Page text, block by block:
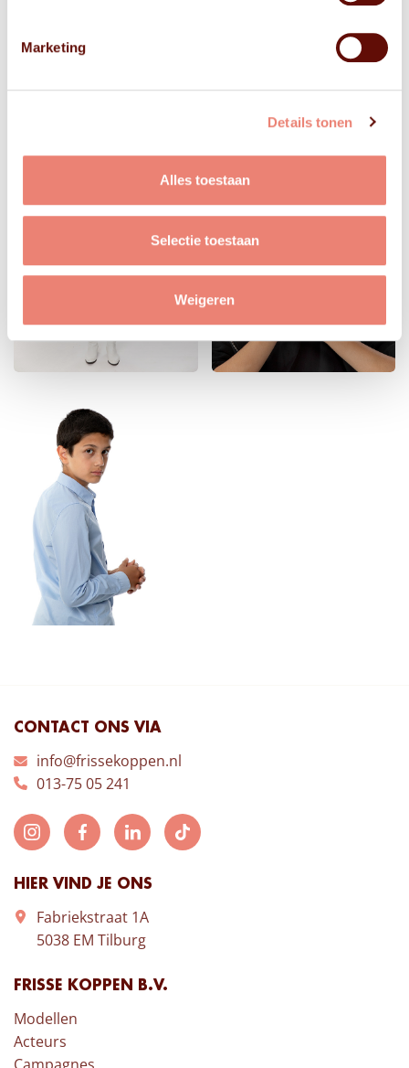
Marketing
Details tonen
Alles toestaan
Selectie toestaan
Weigeren
CONTACT ONS VIA
info@frissekoppen.nl
013-75 05 241
HIER VIND JE ONS
Fabriekstraat 1A
5038 EM Tilburg
FRISSE KOPPEN B.V.
Modellen
Acteurs